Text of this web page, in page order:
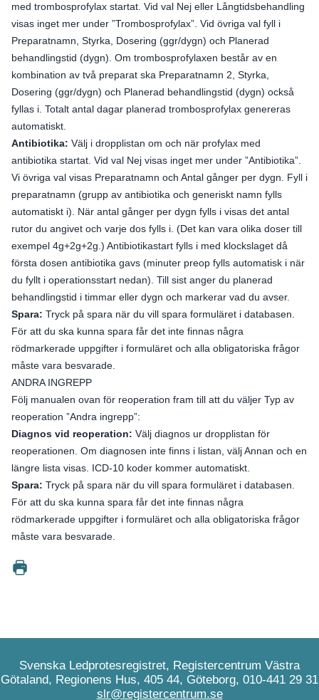
med trombosprofylax startat. Vid val Nej eller Långtidsbehandling
visas inget mer under ”Trombosprofylax”. Vid övriga val fyll i
Preparatnamn, Styrka, Dosering (ggr/dygn) och Planerad
behandlingstid (dygn). Om trombosprofylaxen består av en
kombination av två preparat ska Preparatnamn 2, Styrka,
Dosering (ggr/dygn) och Planerad behandlingstid (dygn) också
fyllas i. Totalt antal dagar planerad trombosprofylax genereras
automatiskt.
Antibiotika: Välj i dropplistan om och när profylax med
antibiotika startat. Vid val Nej visas inget mer under ”Antibiotika”.
Vi övriga val visas Preparatnamn och Antal gånger per dygn. Fyll i
preparatnamn (grupp av antibiotika och generiskt namn fylls
automatiskt i). När antal gånger per dygn fylls i visas det antal
rutor du angivet och varje dos fylls i. (Det kan vara olika doser till
exempel 4g+2g+2g.) Antibiotikastart fylls i med klockslaget då
första dosen antibiotika gavs (minuter preop fylls automatisk i när
du fyllt i operationsstart nedan). Till sist anger du planerad
behandlingstid i timmar eller dygn och markerar vad du avser.
Spara: Tryck på spara när du vill spara formuläret i databasen.
För att du ska kunna spara får det inte finnas några
rödmarkerade uppgifter i formuläret och alla obligatoriska frågor
måste vara besvarade.
ANDRA INGREPP
Följ manualen ovan för reoperation fram till att du väljer Typ av
reoperation ”Andra ingrepp”:
Diagnos vid reoperation: Välj diagnos ur dropplistan för
reoperationen. Om diagnosen inte finns i listan, välj Annan och en
längre lista visas. ICD-10 koder kommer automatiskt.
Spara: Tryck på spara när du vill spara formuläret i databasen.
För att du ska kunna spara får det inte finnas några
rödmarkerade uppgifter i formuläret och alla obligatoriska frågor
måste vara besvarade.
Svenska Ledprotesregistret, Registercentrum Västra
Götaland, Regionens Hus, 405 44, Göteborg, 010-441 29 31
slr@registercentrum.se